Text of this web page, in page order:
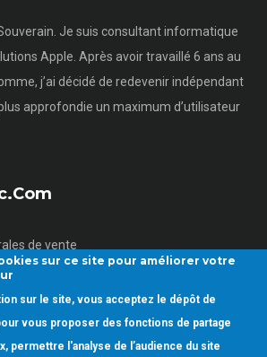
Je suis consultant informatique
Apple. Après avoir travaillé 6 ans au
j’ai décidé de redevenir indépendant
approfondie un maximum d’utilisateur
de vente
personnelles
sur ce site pour améliorer votre
sur le site, vous acceptez le dépôt de
vous proposer des fonctions de partage
permettre l'analyse de l’audience du site